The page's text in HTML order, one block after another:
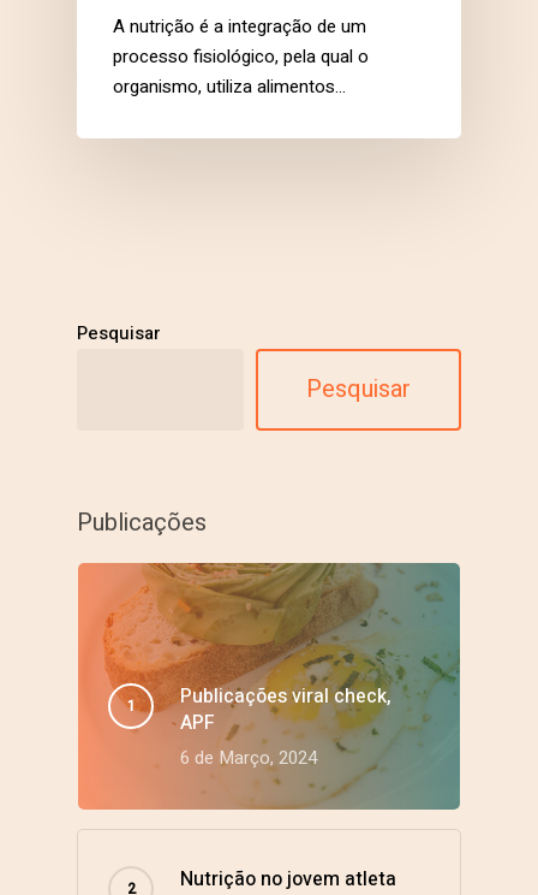
A nutrição é a integração de um
processo fisiológico, pela qual o
organismo, utiliza alimentos…
Pesquisar
Pesquisar
Publicações
Publicações viral check,
APF
6 de Março, 2024
Nutrição no jovem atleta